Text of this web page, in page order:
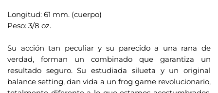
Longitud: 61 mm. (cuerpo)
Peso: 3/8 oz.
Su acción tan peculiar y su parecido a una rana de
verdad, forman un combinado que garantiza un
resultado seguro. Su estudiada silueta y un original
balance setting, dan vida a un frog game revolucionario,